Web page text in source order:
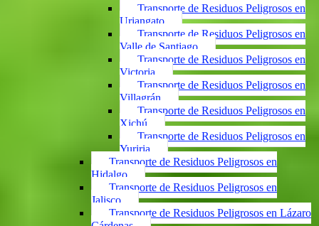
Transporte de Residuos Peligrosos en
Uriangato
Transporte de Residuos Peligrosos en
Valle de Santiago
Transporte de Residuos Peligrosos en
Victoria
Transporte de Residuos Peligrosos en
Villagrán
Transporte de Residuos Peligrosos en
Xichú
Transporte de Residuos Peligrosos en
Yuriria
Transporte de Residuos Peligrosos en
Hidalgo
Transporte de Residuos Peligrosos en
Jalisco
Transporte de Residuos Peligrosos en Lázaro